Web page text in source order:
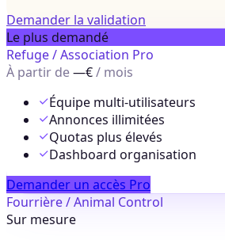
Demander la validation
Le plus demandé
Refuge / Association Pro
À partir de—€/ mois
Équipe multi-utilisateurs
Annonces illimitées
Quotas plus élevés
Dashboard organisation
Demander un accès Pro
Fourrière / Animal Control
Sur mesure